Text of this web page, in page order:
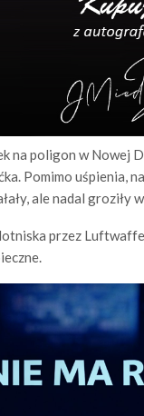
na poligon w Nowej
Pomimo uśpienia,
ale nadal groziły
przez